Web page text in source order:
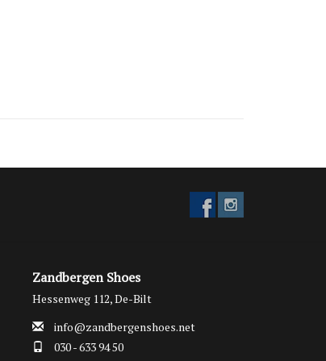
Zandbergen Shoes
Hessenweg 112, De-Bilt
info@zandbergenshoes.net
030 - 633 94 50